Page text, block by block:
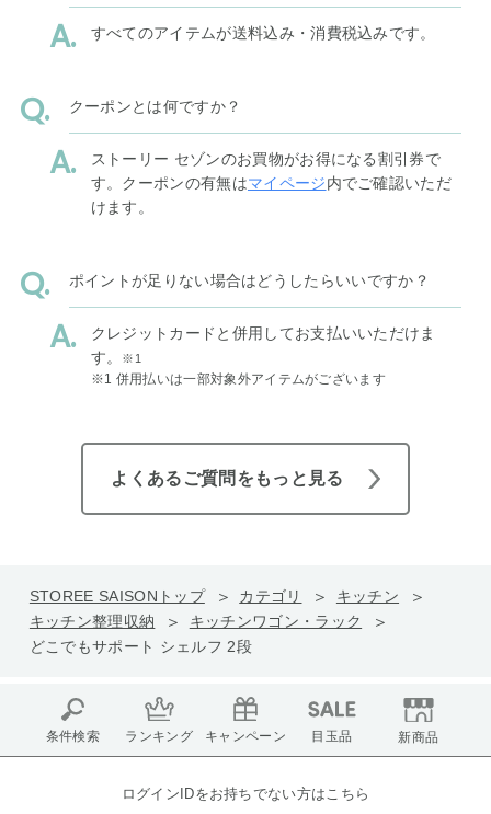
すべてのアイテムが送料込み・消費税込みです。
クーポンとは何ですか？
ストーリー セゾンのお買物がお得になる割引券で
す。クーポンの有無はマイページ内でご確認いただ
けます。
ポイントが足りない場合はどうしたらいいですか？
クレジットカードと併用してお支払いいただけま
す。
※1
※1 併用払いは一部対象外アイテムがございます
よくあるご質問をもっと見る
STOREE SAISONトップ カテゴリ
キッチン
キッチン整理収納
キッチンワゴン・ラック
どこでもサポート シェルフ 2段
条件検索 ランキング キャンペーン 目玉品 新商品
ログインIDをお持ちでない方はこちら